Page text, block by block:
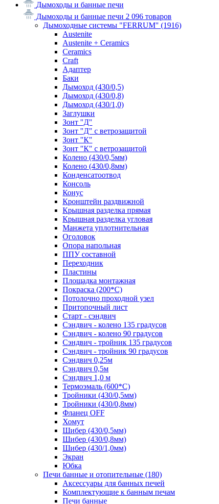
Дымоходы и банные печи
Дымоходы и банные печи 2 096 товаров
Дымоходные системы "FERRUM" (1916)
Austenite
Austenite + Ceramics
Ceramics
Craft
Адаптер
Баки
Дымоход (430/0,5)
Дымоход (430/0,8)
Дымоход (430/1,0)
Заглушки
Зонт "Д"
Зонт "Д" с ветрозащитой
Зонт "К"
Зонт "К" с ветрозащитой
Колено (430/0,5мм)
Колено (430/0,8мм)
Конденсатоотвод
Консоль
Конус
Кронштейн раздвижной
Крышная разделка прямая
Крышная разделка угловая
Манжета уплотнительная
Оголовок
Опора напольная
ППУ составной
Переходник
Пластины
Площадка монтажная
Покраска (200*С)
Потолочно проходной узел
Притопочный лист
Старт - сэндвич
Сэндвич - колено 135 градусов
Сэндвич - колено 90 градусов
Сэндвич - тройник 135 градусов
Сэндвич - тройник 90 градусов
Сэндвич 0,25м
Сэндвич 0,5м
Сэндвич 1,0 м
Термоэмаль (600*С)
Тройники (430/0,5мм)
Тройники (430/0,8мм)
Фланец OFF
Хомут
Шибер (430/0,5мм)
Шибер (430/0,8мм)
Шибер (430/1,0мм)
Экран
Юбка
Печи банные и отопительные (180)
Аксессуары для банных печей
Комплектующие к банным печам
Печи банные